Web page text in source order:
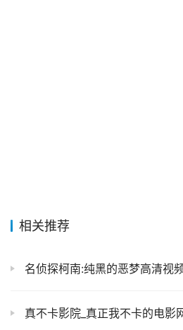
相关推荐
名侦探柯南:纯黑的恶梦高清视
真不卡影院_真正我不卡的电影网站，趁